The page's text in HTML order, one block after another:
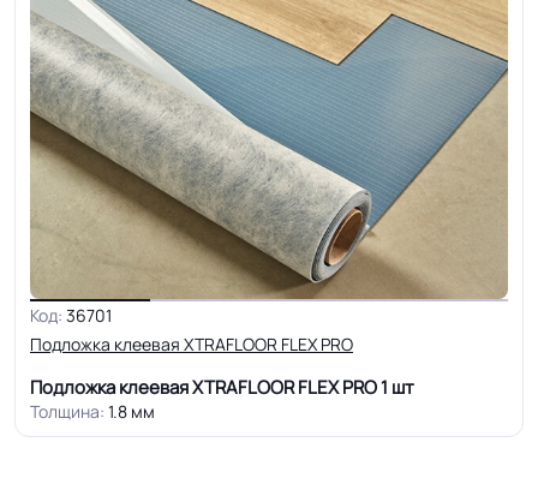
Код: 36701
Подложка клеевая XTRAFLOOR FLEX PRO
Подложка клеевая XTRAFLOOR FLEX PRO1 шт
Толщина: 1.8 мм